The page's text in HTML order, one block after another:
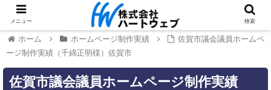
ホーム ホームページ制作実績
佐賀市議会議員ホームペ
ージ制作実績（千綿正明様）佐賀市
佐賀市議会議員ホームページ制作実績
メニュー 検索